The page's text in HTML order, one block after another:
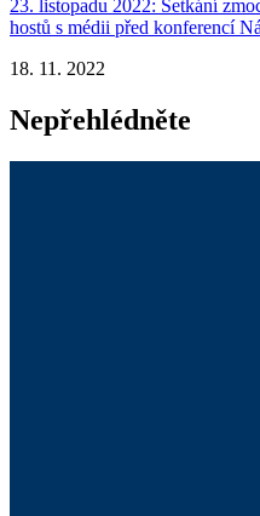
23. listopadu 2022: Setkání
hostů s médii před konferencí
18. 11. 2022
Nepřehlédněte